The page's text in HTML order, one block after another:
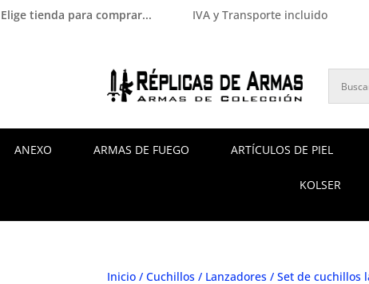
Elige tienda para comprar... IVA y Transporte incluido
ANEXO ARMAS DE FUEGO ARTÍCULOS DE PIEL
KOLSER
Inicio /Cuchillos / Lanzadores / Set de cuchillos